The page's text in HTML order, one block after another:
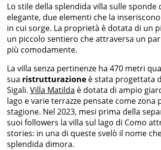
Lo stile della splendida villa sulle sponde
elegante, due elementi che la
in cui sorge. La proprietà è dotata di un
un piccolo sentiero che attraversa un
più comodamente.
La villa senza pertinenze ha 470 metri
sua ristrutturazione è stata progettata
Sigali. Villa Matilda è dotata di ampio
lago e varie terrazze pensate come
stagione. Nel 2023, mesi prima della
suoi followers la villa sul lago di Como
stories: in una di queste svelò il nome
splendida dimora.